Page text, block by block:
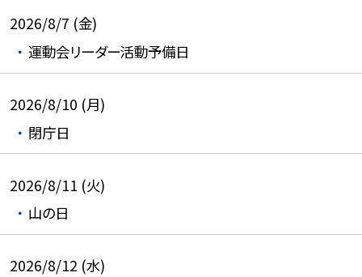
2026/8/7 (金)
運動会リーダー活動予備日
2026/8/10 (月)
閉庁日
2026/8/11 (火)
山の日
2026/8/12 (水)